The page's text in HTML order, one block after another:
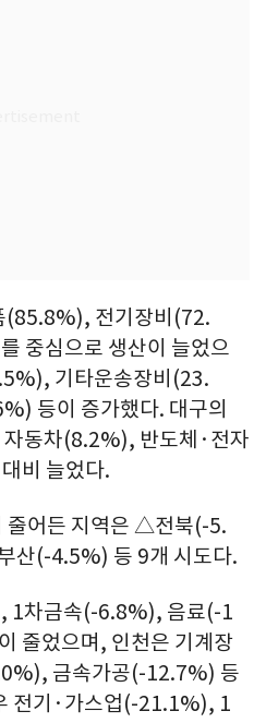
(85.8%), 전기장비(72.
중심으로 생산이 늘었으
기타운송장비(23.
등이 증가했다. 대구의
동차(8.2%), 반도체·전자
비 늘었다.
줄어든 지역은 △전북(-5.
(-4.5%) 등 9개 시도다.
1차금속(-6.8%), 음료(-1
줄었으며, 인천은 기계장
금속가공(-12.7%) 등
전기·가스업(-21.1%), 1